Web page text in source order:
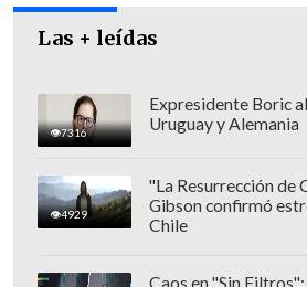
Las + leídas
7316
Expresidente Boric
Uruguay y Alemania
4929
"La Resurrección de
Gibson confirmó
Chile